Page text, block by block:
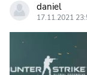
daniel
17.11.2021